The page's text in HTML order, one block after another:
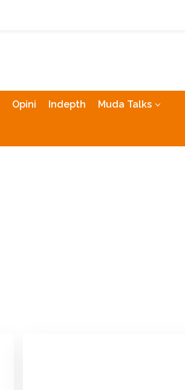
Opini Indepth Muda Talks